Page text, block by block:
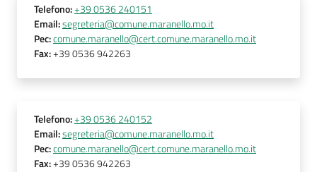
Telefono:+39 0536 240151
Email:segreteria@comune.maranello.mo.it
Pec:comune.maranello@cert.comune.maranello.mo.it
Fax:+39 0536 942263
Telefono:+39 0536 240152
Email:segreteria@comune.maranello.mo.it
Pec:comune.maranello@cert.comune.maranello.mo.it
Fax:+39 0536 942263